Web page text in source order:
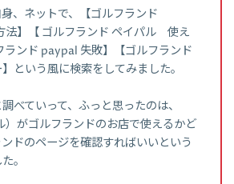
、ネットで、【ゴルフランド
】【 ゴルフランド ペイパル 使え
ランド paypal 失敗】【ゴルフランド
という風に検索をしてみました。
べていって、ふっと思ったのは、
がゴルフランドのお店で使えるかど
ドのページを確認すればいいという
。